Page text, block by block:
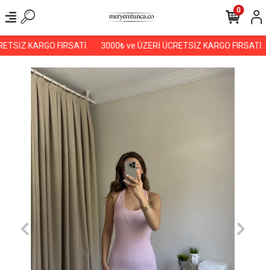
KARGO FIRSATI 3000₺ ve ÜZERİ ÜCRETSİZ KARGO FIRSATI
0